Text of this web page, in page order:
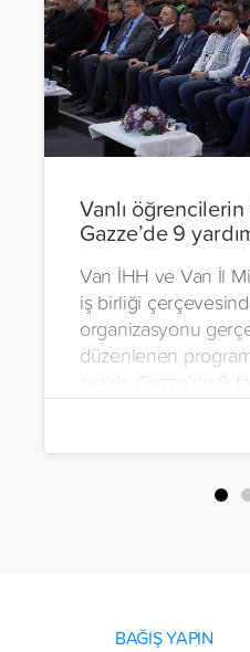
Vanlı öğrencilerin
Gazze’de 9
Van İHH ve Van İl
iş birliği
organizasyonu
düzenlenen
gelirle Gazze’de 9
yardım
BAĞIŞ YAPIN